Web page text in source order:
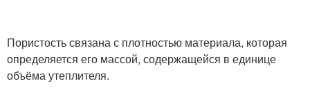
Пористость связана с плотностью материала, которая
определяется его массой, содержащейся в единице
объёма утеплителя.